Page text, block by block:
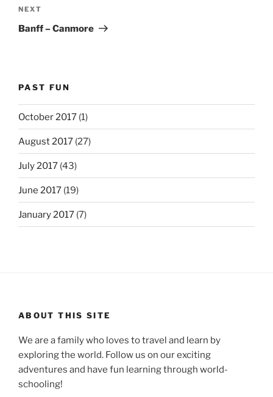
Next
Post
NEXT
Banff – Canmore
PAST FUN
October 2017 (1)
August 2017 (27)
July 2017 (43)
June 2017 (19)
January 2017 (7)
ABOUT THIS SITE
We are a family who loves to travel and learn by
exploring the world. Follow us on our exciting
adventures and have fun learning through world-
schooling!